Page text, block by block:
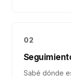
02
Sabé dónde